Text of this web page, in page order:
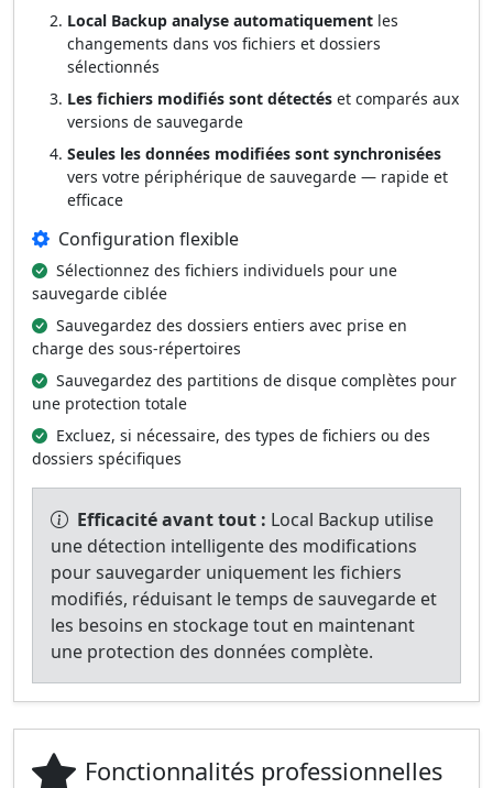
Local Backup analyse automatiquement les
changements dans vos fichiers et dossiers
sélectionnés
Les fichiers modifiés sont détectés et comparés aux
versions de sauvegarde
Seules les données modifiées sont synchronisées
vers votre périphérique de sauvegarde — rapide et
efficace
Configuration flexible
Sélectionnez des fichiers individuels pour une
sauvegarde ciblée
Sauvegardez des dossiers entiers avec prise en
charge des sous-répertoires
Sauvegardez des partitions de disque complètes pour
une protection totale
Excluez, si nécessaire, des types de fichiers ou des
dossiers spécifiques
Efficacité avant tout : Local Backup utilise
une détection intelligente des modifications
pour sauvegarder uniquement les fichiers
modifiés, réduisant le temps de sauvegarde et
les besoins en stockage tout en maintenant
une protection des données complète.
Fonctionnalités professionnelles